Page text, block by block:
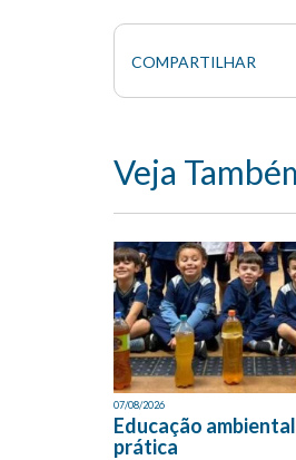
COMPARTILHAR
Veja
07/08/2026
Educação
prática